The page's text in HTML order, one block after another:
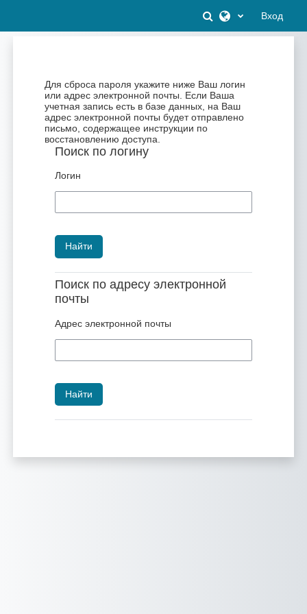
ИзменитьВход
Для сброса пароля укажите ниже Ваш логин
или адрес электронной почты. Если Ваша
учетная запись есть в базе данных, на Ваш
адрес электронной почты будет отправлено
письмо, содержащее инструкции по
восстановлению доступа.
Поиск по логину
Логин
Поиск по адресу электронной
почты
Адрес электронной почты